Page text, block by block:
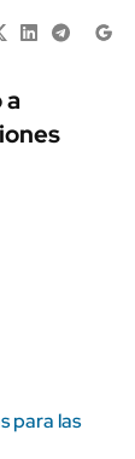
para las